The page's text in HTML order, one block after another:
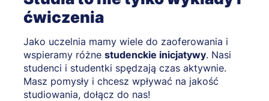
ćwiczenia
Jako uczelnia mamy wiele do zaoferowania i
wspieramy różne studenckie inicjatywy. Nasi
studenci i studentki spędzają czas aktywnie.
Masz pomysły i chcesz wpływać na jakość
studiowania, dołącz do nas!